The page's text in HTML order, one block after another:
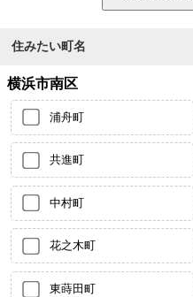
住みたい町名
横浜市南区
浦舟町
共進町
中村町
花之木町
東蒔田町